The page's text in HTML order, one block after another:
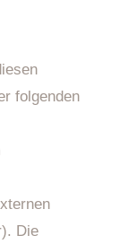
folgenden
Die